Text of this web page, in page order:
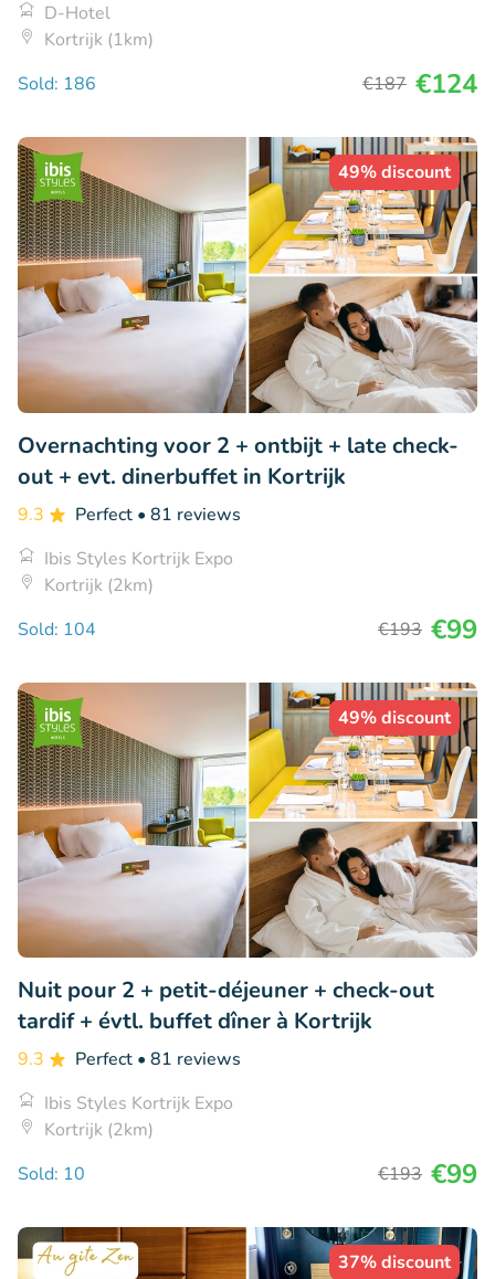
D-Hotel
Kortrijk (1km)
Sold: 186
€187 €124
49% discount
Overnachting voor 2 + ontbijt + late check-
out + evt. dinerbuffet in Kortrijk
9.3 Perfect • 81 reviews
Ibis Styles Kortrijk Expo
Kortrijk (2km)
Sold: 104
€193 €99
49% discount
Nuit pour 2 + petit-déjeuner + check-out
tardif + évtl. buffet dîner à Kortrijk
9.3 Perfect • 81 reviews
Ibis Styles Kortrijk Expo
Kortrijk (2km)
Sold: 10
€193 €99
37% discount